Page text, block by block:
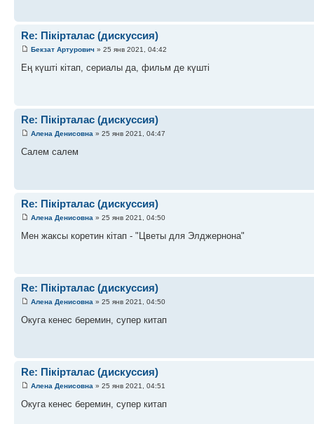
Re: Пікірталас (дискуссия)
Бекзат Артурович » 25 янв 2021, 04:42
Ең күшті кітап, сериалы да, фильм де күшті
Re: Пікірталас (дискуссия)
Алена Денисовна » 25 янв 2021, 04:47
Салем салем
Re: Пікірталас (дискуссия)
Алена Денисовна » 25 янв 2021, 04:50
Мен жаксы коретин кітап - "Цветы для Элджернона"
Re: Пікірталас (дискуссия)
Алена Денисовна » 25 янв 2021, 04:50
Окуга кенес беремин, супер китап
Re: Пікірталас (дискуссия)
Алена Денисовна » 25 янв 2021, 04:51
Окуга кенес беремин, супер китап